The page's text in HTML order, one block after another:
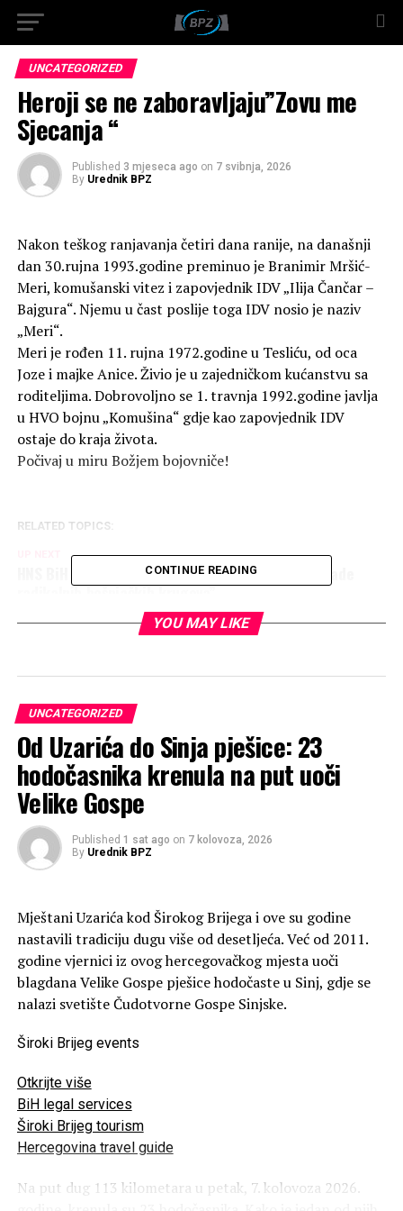
UNCATEGORIZED
Heroji se ne zaboravljaju”Zovu me
Sjecanja “
Published 3 mjeseca ago on 7 svibnja, 2026
By Urednik BPZ
Nakon teškog ranjavanja četiri dana ranije, na današnji
dan 30.rujna 1993.godine preminuo je Branimir Mršić-
Meri, komušanski vitez i zapovjednik IDV „Ilija Čančar –
Bajgura“. Njemu u čast poslije toga IDV nosio je naziv
„Meri“.
Meri je rođen 11. rujna 1972.godine u Tesliću, od oca
Joze i majke Anice. Živio je u zajedničkom kućanstvu sa
roditeljima. Dobrovoljno se 1. travnja 1992.godine javlja
u HVO bojnu „Komušina“ gdje kao zapovjednik IDV
ostaje do kraja života.
Počivaj u miru Božjem bojovniče!
RELATED TOPICS:
HNS BiH podržao kardinala Puljića, koji “trpi napade
radikalnih bošnjačkih krugova”
DON'T MISS
Kad pisu drugi o svojima a mi…..
CONTINUE READING
YOU MAY LIKE
UNCATEGORIZED
Od Uzarića do Sinja pješice: 23
hodočasnika krenula na put uoči
Velike Gospe
Published 1 sat ago on 7 kolovoza, 2026
By Urednik BPZ
Mještani Uzarića kod Širokog Brijega i ove su godine
nastavili tradiciju dugu više od desetljeća. Već od 2011.
godine vjernici iz ovog hercegovačkog mjesta uoči
blagdana Velike Gospe pješice hodočaste u Sinj, gdje se
nalazi svetište Čudotvorne Gospe Sinjske.
Široki Brijeg events
Otkrijte više
BiH legal services
Široki Brijeg tourism
Hercegovina travel guide
Na put dug 113 kilometara u petak, 7. kolovoza 2026.